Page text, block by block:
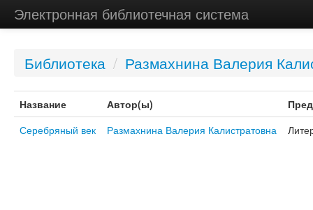
Электронная библиотечная система
Библиотека / Размахнина Валерия
Название Автор(ы)
Серебряный век
Размахнина Валерия Калистратовна